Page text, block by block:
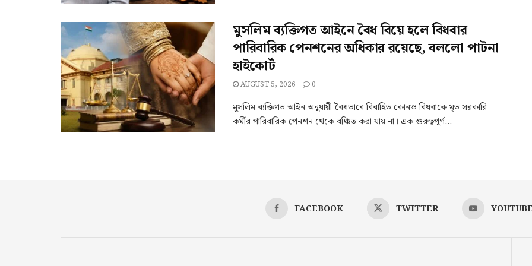
মুসলিম ব্যক্তিগত আইনে বৈধ বিয়ে হলে বিধবার
পারিবারিক পেনশনের অধিকার রয়েছে, বললো পাটনা
হাইকোর্ট
AUGUST 5, 2026 0
মুসলিম ব্যক্তিগত আইন অনুযায়ী বৈধভাবে বিবাহিত কোনও বিধবাকে মৃত সরকারি
কর্মীর পারিবারিক পেনশন থেকে বঞ্চিত করা যায় না। এক গুরুত্বপূর্ণ...
FACEBOOK TWITTER